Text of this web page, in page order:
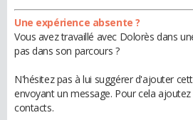
Une expérience absente ?
Vous avez travaillé avec Dolorès dans
pas dans son parcours ?
N'hésitez pas à lui suggérer d'ajouter
envoyant un message. Pour cela
contacts.